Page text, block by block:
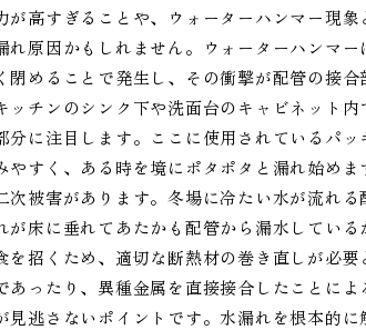
が高すぎることや、ウォーターハンマー現
れ原因かもしれません。ウォーターハンマ
閉めることで発生し、その衝撃が配管の接
ッチンのシンク下や洗面台のキャビネット
分に注目します。ここに使用されているパ
やすく、ある時を境にポタポタと漏れ始め
次被害があります。冬場に冷たい水が流れ
が床に垂れてあたかも配管から漏水してい
を招くため、適切な断熱材の巻き直しが必
あったり、異種金属を直接接合したことに
見逃さないポイントです。水漏れを根本的